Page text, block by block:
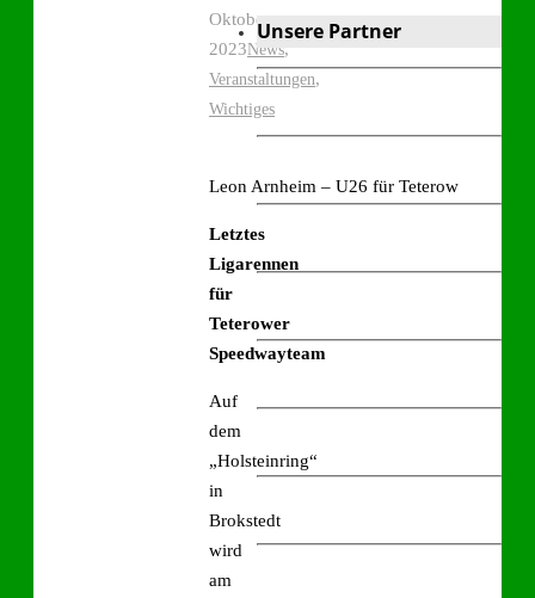
Oktober
2023News,
Veranstaltungen,
Wichtiges
Leon Arnheim – U26 für Teterow
Letztes
Ligarennen
für
Teterower
Speedwayteam
Auf
dem
„Holsteinring“
in
Brokstedt
wird
am
Unsere Partner